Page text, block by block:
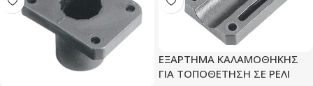
ΕΞΑΡΤΗΜΑ ΚΑΛΑΜΟΘΗΚΗΣ
ΓΙΑ ΤΟΠΟΘΕΤΗΣΗ ΣΕ ΡΕΛΙ